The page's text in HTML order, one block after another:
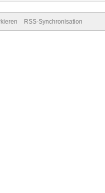
RSS-Synchronisation